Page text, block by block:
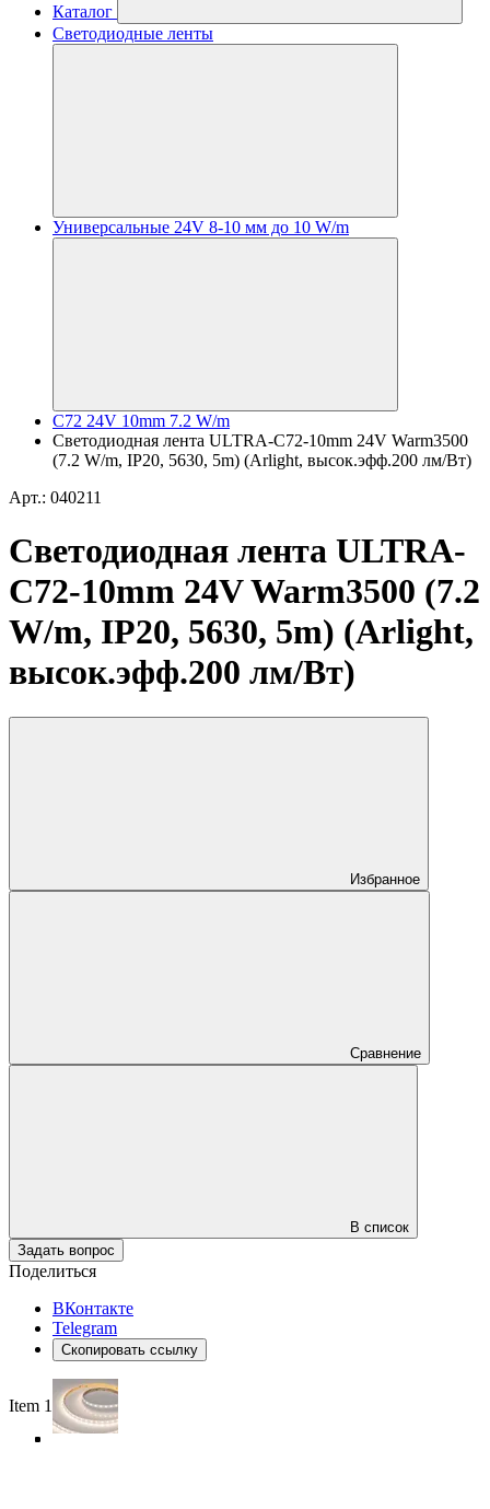
Каталог
Светодиодные ленты
Универсальные 24V 8-10 мм до 10 W/m
C72 24V 10mm 7.2 W/m
Светодиодная лента ULTRA-C72-10mm 24V Warm3500
(7.2 W/m, IP20, 5630, 5m) (Arlight, высок.эфф.200 лм/Вт)
Арт.: 040211
Светодиодная лента ULTRA-
C72-10mm 24V Warm3500 (7.2
W/m, IP20, 5630, 5m) (Arlight,
высок.эфф.200 лм/Вт)
Избранное
Сравнение
В список
Задать вопрос
Поделиться
ВКонтакте
Telegram
Скопировать ссылку
Item 1 of 5